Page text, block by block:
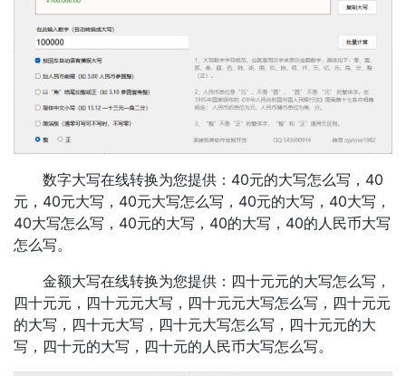
数字大写在线转换为您提供：40元的大写怎么写，40
元，40元大写，40元大写怎么写，40元的大写，40大写，
40大写怎么写，40元的大写，40的大写，40的人民币大写
怎么写。
金额大写在线转换为您提供：四十元元的大写怎么写，
四十元元，四十元元大写，四十元元大写怎么写，四十元元
的大写，四十元大写，四十元大写怎么写，四十元元的大
写，四十元的大写，四十元的人民币大写怎么写。